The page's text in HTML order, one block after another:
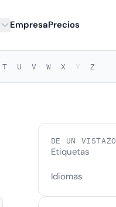
EmpresaPrecios
T U V W X Y Z
DE UN VISTAZO
Etiquetas
Idiomas